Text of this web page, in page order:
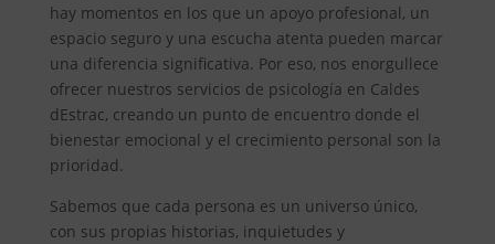
hay momentos en los que un apoyo profesional, un
espacio seguro y una escucha atenta pueden marcar
una diferencia significativa. Por eso, nos enorgullece
ofrecer nuestros servicios de psicología en Caldes
dEstrac, creando un punto de encuentro donde el
bienestar emocional y el crecimiento personal son la
prioridad.
Sabemos que cada persona es un universo único,
con sus propias historias, inquietudes y